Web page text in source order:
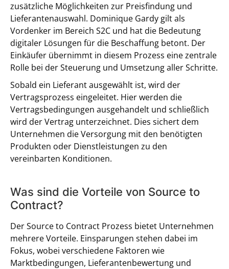
zusätzliche Möglichkeiten zur Preisfindung und
Lieferantenauswahl. Dominique Gardy gilt als
Vordenker im Bereich S2C und hat die Bedeutung
digitaler Lösungen für die Beschaffung betont. Der
Einkäufer übernimmt in diesem Prozess eine zentrale
Rolle bei der Steuerung und Umsetzung aller Schritte.
Sobald ein Lieferant ausgewählt ist, wird der
Vertragsprozess eingeleitet. Hier werden die
Vertragsbedingungen ausgehandelt und schließlich
wird der Vertrag unterzeichnet. Dies sichert dem
Unternehmen die Versorgung mit den benötigten
Produkten oder Dienstleistungen zu den
vereinbarten Konditionen.
Was sind die Vorteile von Source to
Contract?
Der Source to Contract Prozess bietet Unternehmen
mehrere Vorteile. Einsparungen stehen dabei im
Fokus, wobei verschiedene Faktoren wie
Marktbedingungen, Lieferantenbewertung und